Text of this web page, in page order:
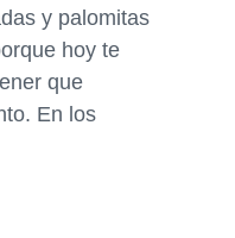
y palomitas
hoy te
que
En los